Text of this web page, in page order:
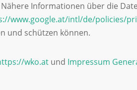
Informationen über die
www.google.at/intl/de/policies/
und schützen können.
wko.at und Impressum